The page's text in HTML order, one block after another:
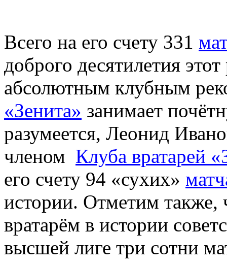
Всего на его счету 331
доброго десятилетия этот
абсолютным клубным
«Зенита» занимает
разумеется, Леонид
членом Клуба вратарей
его счету 94 «сухих»
истории. Отметим также,
вратарём в истории
высшей лиге три сотни